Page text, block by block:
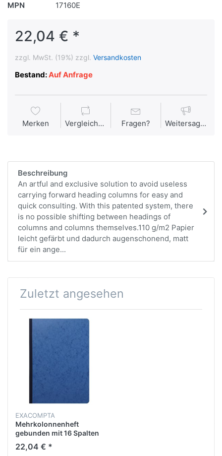
MPN
17160E
22,04 € *
zzgl. MwSt. (19%) zzgl. Versandkosten
Bestand:Auf Anfrage
Merken Vergleichen Fragen? Weitersagen
Beschreibung
An artful and exclusive solution to avoid useless
carrying forward heading columns for easy and
quick consulting. With this patented system, there
is no possible shifting between headings of
columns and columns themselves.110 g/m2 Papier
leicht gefärbt und dadurch augenschonend, matt
für ein ange...
Zuletzt angesehen
EXACOMPTA
Mehrkolonnenheft
gebunden mit 16 Spalten
auf 2 Seiten und 34 Zeilen
40 Blatt, 110g, DIN A4
22,04 € *